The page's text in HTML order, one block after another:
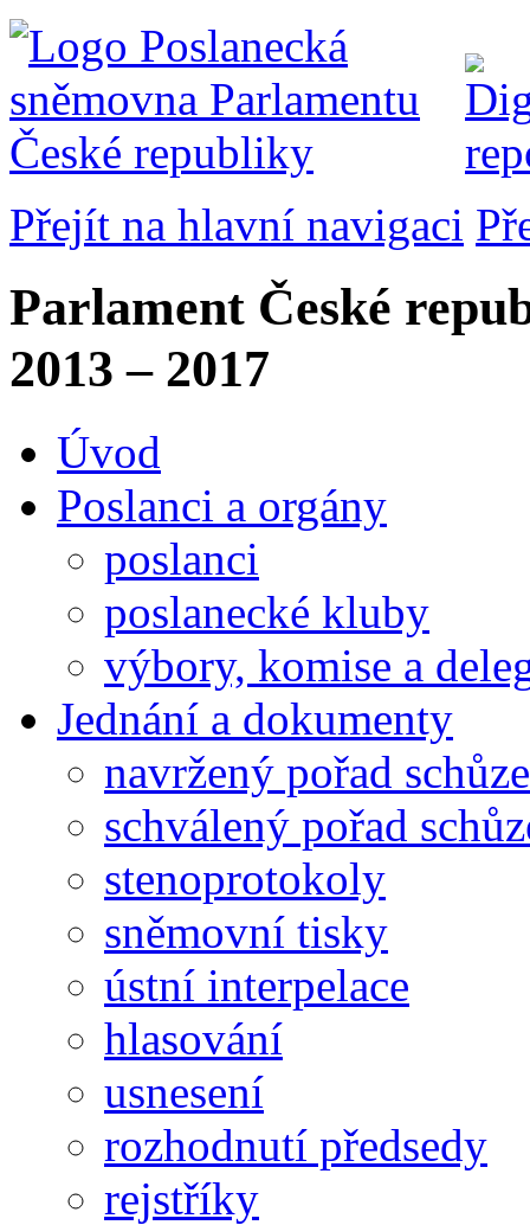
Přejít na hlavní navigaci
Parlament České
2013 – 2017
Úvod
Poslanci a orgány
poslanci
poslanecké kluby
výbory, komise a
Jednání a dokumenty
navržený pořad schůze
schválený pořad
stenoprotokoly
sněmovní tisky
ústní interpelace
hlasování
usnesení
rozhodnutí předsedy
rejstříky